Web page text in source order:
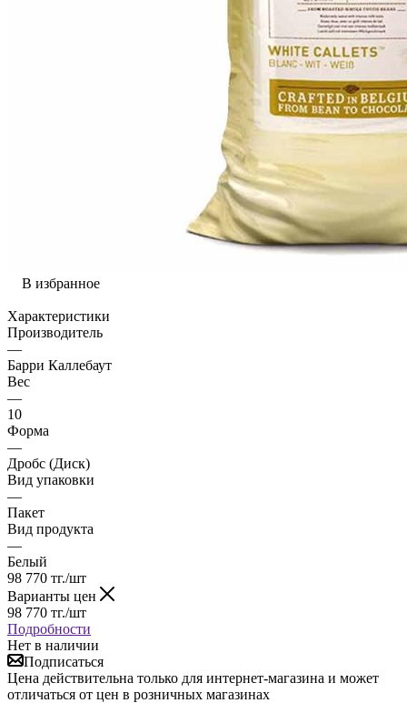
В избранное
Характеристики
Производитель
—
Барри Каллебаут
Вес
—
10
Форма
—
Дробс (Диск)
Вид упаковки
—
Пакет
Вид продукта
—
Белый
98 770 тг./шт
Варианты цен
98 770 тг./шт
Подробности
Нет в наличии
Подписаться
Цена действительна только для интернет-магазина и может
отличаться от цен в розничных магазинах